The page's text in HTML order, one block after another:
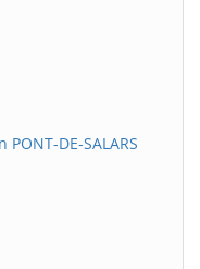
DE-SALARS